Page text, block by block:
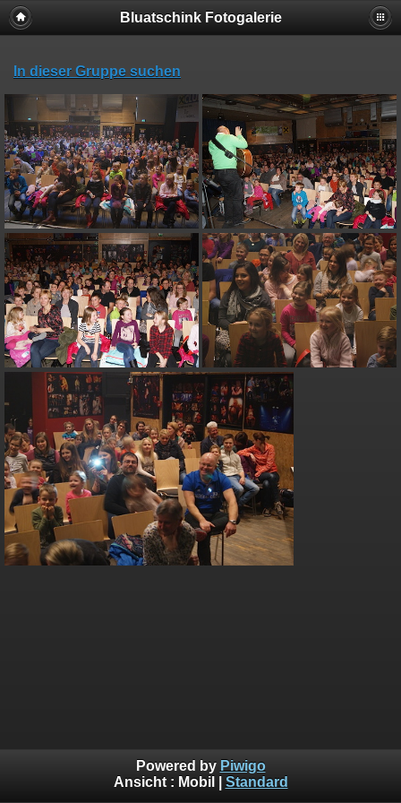
Bluatschink Fotogalerie
In dieser Gruppe suchen
Powered by Piwigo
Ansicht : Mobil Standard